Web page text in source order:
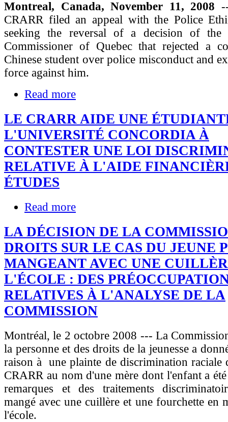
Montreal, Canada, November 11, 2008
CRARR filed an appeal with the Police
seeking the reversal of a decision of the
Commissioner of Quebec that rejected a
Chinese student over police misconduct and
force against him.
Read more
LE CRARR AIDE UNE
L'UNIVERSITÉ CONCORDIA À
CONTESTER UNE LOI
RELATIVE À L'AIDE
ÉTUDES
Read more
LA DÉCISION DE LA
DROITS SUR LE CAS DU JEUNE
MANGEANT AVEC UNE
L'ÉCOLE : DES
RELATIVES À L'ANALYSE DE LA
COMMISSION
Montréal, le 2 octobre 2008 --- La
la personne et des droits de la jeunesse a
raison à une plainte de discrimination raciale
CRARR au nom d'une mère dont l'enfant a
remarques et des traitements
mangé avec une cuillère et une fourchette en
l'école.